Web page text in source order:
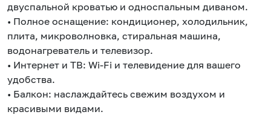
двуспальной кроватью и односпальным диваном.
• Полное оснащение: кондиционер, холодильник,
плита, микроволновка, стиральная машина,
водонагреватель и телевизор.
• Интернет и ТВ: Wi-Fi и телевидение для вашего
удобства.
• Балкон: наслаждайтесь свежим воздухом и
красивыми видами.